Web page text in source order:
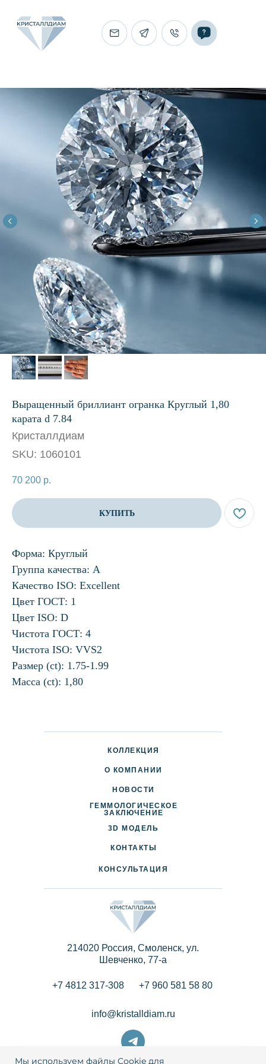
Выращенный бриллиант огранка Круглый 1,80
карата d 7.84
Кристаллдиам
SKU: 1060101
70 200 р.
КУПИТЬ
Форма: Круглый
Группа качества: А
Качество ISO: Excellent
Цвет ГОСТ: 1
Цвет ISO: D
Чистота ГОСТ: 4
Чистота ISO: VVS2
Размер (ct): 1.75-1.99
Масса (ct): 1,80
info@kristalldiam.ru
214020 Россия, Смоленск, ул.
Шевченко, 77-a
+7 4812 317-308 +7 960 581 58 80
КОНТАКТЫ
КОЛЛЕКЦИЯ
НОВОСТИ
О КОМПАНИИ
ДОСТАВКА И ОПЛАТА
ПАРТНЕРАМ
3D МОДЕЛЬ
КОНСУЛЬТАЦИЯ
ГЕММОЛОГИЧЕСКОЕ
ЗАКЛЮЧЕНИЕ
Мы используем файлы Cookie для